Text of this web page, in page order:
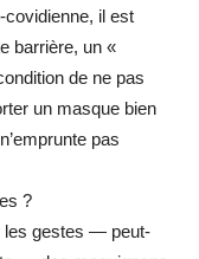
covidienne, il est
barrière, un «
de ne pas
un masque bien
pas
?
les gestes — peut-